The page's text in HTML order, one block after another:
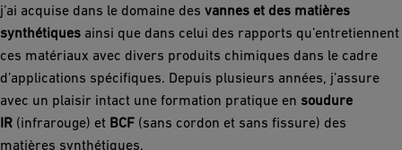
j’ai acquise dans le domaine des vannes et des matières
synthétiques ainsi que dans celui des rapports qu’entretiennent
ces matériaux avec divers produits chimiques dans le cadre
d’applications spécifiques. Depuis plusieurs années, j’assure
avec un plaisir intact une formation pratique en soudure
IR (infrarouge) et BCF (sans cordon et sans fissure) des
matières synthétiques.